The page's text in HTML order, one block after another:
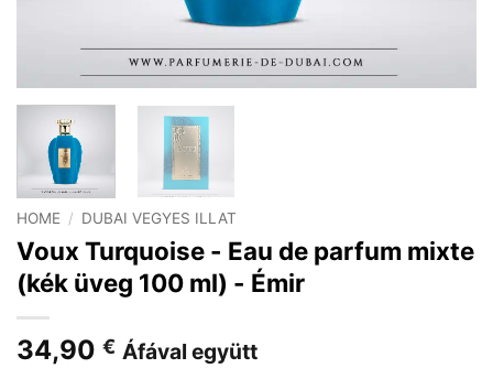
HOME / DUBAI VEGYES ILLAT
Voux Turquoise - Eau de parfum mixte
(kék üveg 100 ml) - Émir
34,90 € Áfával együtt